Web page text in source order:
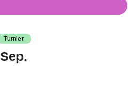
Turnier
Sep.